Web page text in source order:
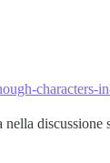
characters-
discussione